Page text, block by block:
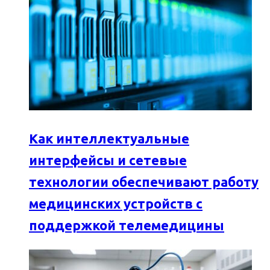
Как интеллектуальные
интерфейсы и сетевые
технологии обеспечивают работу
медицинских устройств с
поддержкой телемедицины